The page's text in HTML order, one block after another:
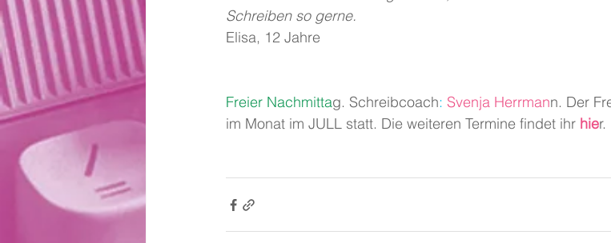
Schreiben so gerne.
Elisa, 12 Jahre
Freier Nachmittag. Schreibcoach: Svenja Herrmann. Der
im Monat im JULL statt. Die weiteren Termine findet ihr hier.